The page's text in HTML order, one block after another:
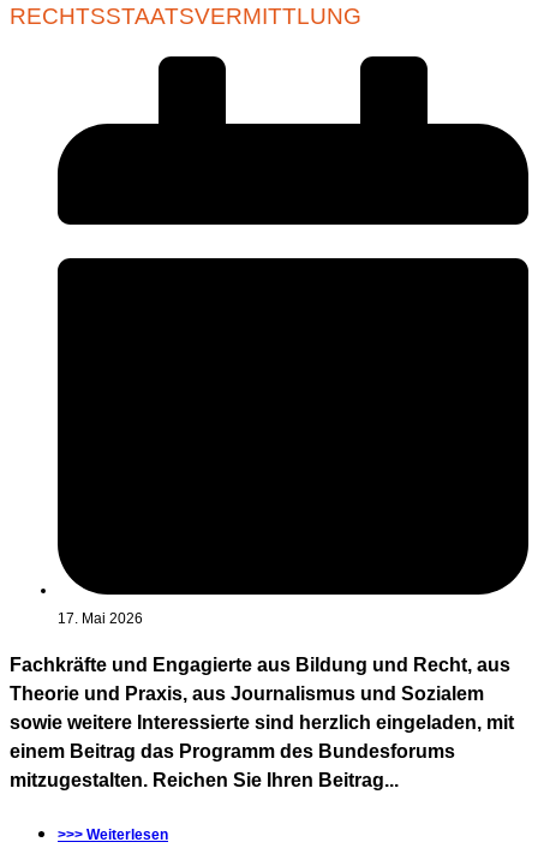
RECHTSSTAATSVERMITTLUNG
17. Mai 2026
Fachkräfte und Engagierte aus Bildung und Recht, aus
Theorie und Praxis, aus Journalismus und Sozialem
sowie weitere Interessierte sind herzlich eingeladen, mit
einem Beitrag das Programm des Bundesforums
mitzugestalten. Reichen Sie Ihren Beitrag...
>>> Weiterlesen